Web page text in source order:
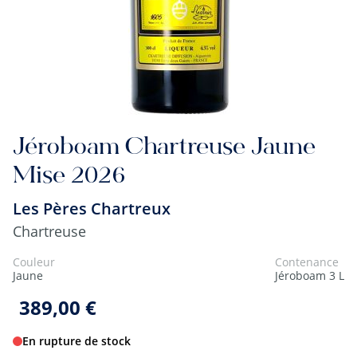
Jéroboam Chartreuse Jaune
Mise 2026
Les Pères Chartreux
Chartreuse
Couleur
Jaune
Contenance
Jéroboam 3 L
389,00 €
En rupture de stock